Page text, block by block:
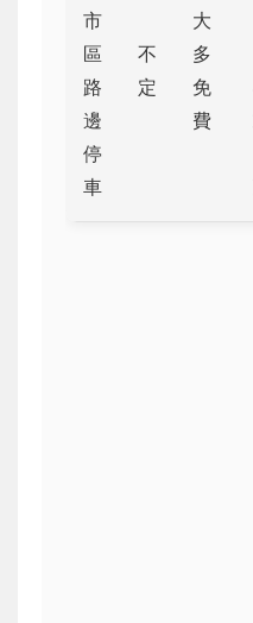
市
區
路
邊
停
車
不
定
大
多
免
費